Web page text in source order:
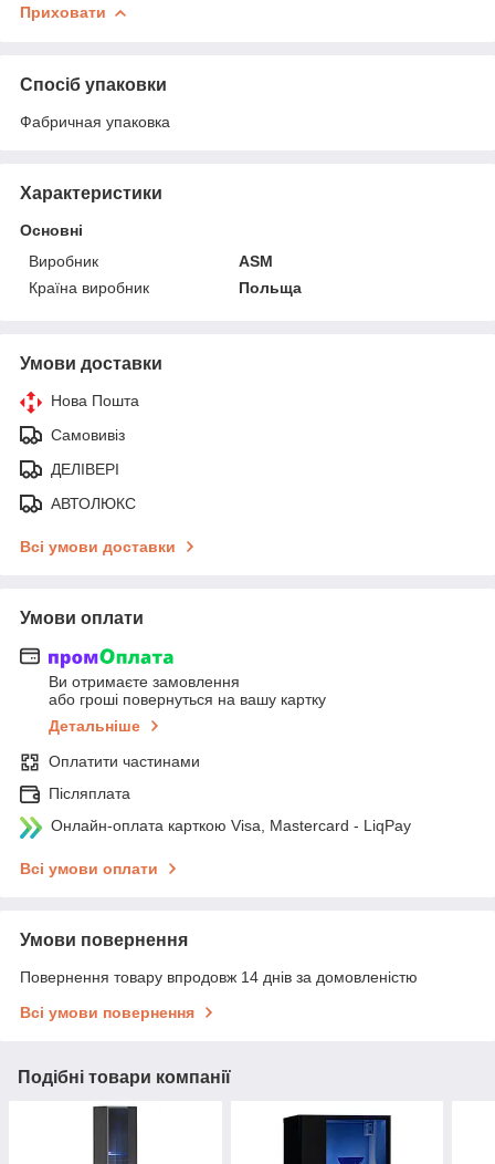
Приховати
Спосіб упаковки
Фабричная упаковка
Характеристики
Основні
Виробник
ASM
Країна виробник
Польща
Умови доставки
Нова Пошта
Самовивіз
ДЕЛІВЕРІ
АВТОЛЮКС
Всі умови доставки
Умови оплати
Ви отримаєте замовлення
або гроші повернуться на вашу картку
Детальніше
Оплатити частинами
Післяплата
Онлайн-оплата карткою Visa, Mastercard - LiqPay
Всі умови оплати
Умови повернення
Повернення товару впродовж 14 днів за домовленістю
Всі умови повернення
Подібні товари компанії